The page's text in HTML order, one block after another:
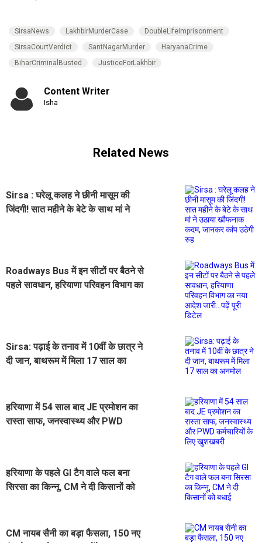
SirsaNews LakhbirMurderCase
DoubleLifeImprisonment
SirsaCourtVerdict
SantNagarMurder
HaryanaCrime
BiharCriminalBusted
JusticeForLakhbir
Content Writer
Isha
Related News
Sirsa : घरेलू कलह ने छीनी मासूम की
जिंदगी! सात महीने के बेटे के साथ मां ने
Roadways Bus में इन सीटों पर बैठने से
पहले सावधान, हरियाणा परिवहन विभाग का
Sirsa: पढ़ाई के तनाव में 10वीं के छात्र ने
दी जान, बाथरूम में मिला 17 साल का
हरियाणा में 54 साल बाद JE प्रमोशन का
रास्ता साफ, जनस्वास्थ्य और PWD
हरियाणा के पहले GI टैग वाले फल बना
सिरसा का किन्नू, CM ने दी किसानों को
CM नायब सैनी का बड़ा फैसला, 150 नए